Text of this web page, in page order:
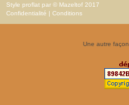
Style proflat par © Mazeltof 2017
Confidentialité | Conditions
Une autre façon